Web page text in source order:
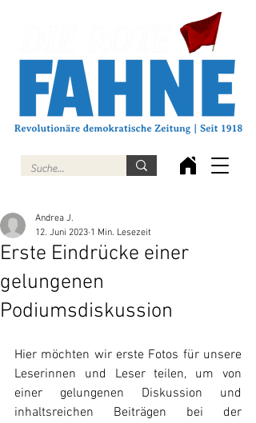
Erste Eindrücke einer
gelungenen
Podiumsdiskussion
Andrea J.
12. Juni 2023 1 Min. Lesezeit
Hier möchten wir erste Fotos für unsere
Leserinnen und Leser teilen, um von
einer gelungenen Diskussion und
inhaltsreichen Beiträgen bei der